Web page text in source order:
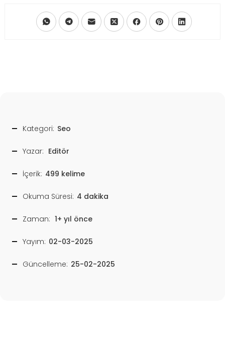
Kategori: Seo
Yazar: Editör
İçerik: 499 kelime
Okuma Süresi: 4 dakika
Zaman: 1+ yıl önce
Yayım: 02-03-2025
Güncelleme: 25-02-2025